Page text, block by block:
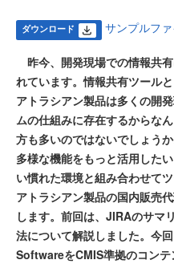
ダウンロード サンプルフ
昨今、開発現場での情報共
れています。情報共有ツール
アトラシアン製品は多くの開
ムの仕組みに存在するからな
方も多いのではないでしょう
多様な機能をもっと活用した
い慣れた環境と組み合わせて
アトラシアン製品の国内販売
します。前回は、JIRAのサマ
法について解説しました。今
SoftwareをCMIS準拠のコン